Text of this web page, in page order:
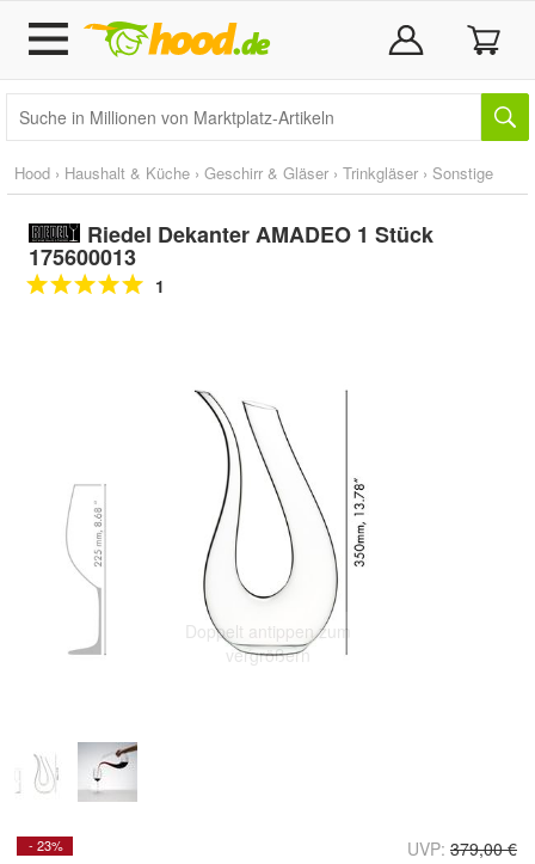
Hood › Haushalt & Küche › Geschirr & Gläser › Trinkgläser › Sonstige
Riedel Dekanter AMADEO 1 Stück
175600013
1
Doppelt antippen zum
vergrößern
- 23% UVP: 379,00 €